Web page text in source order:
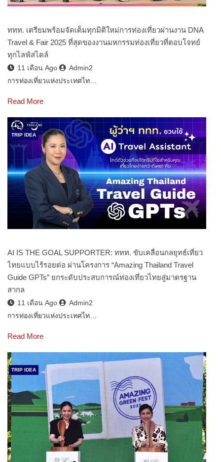
ททท. เตรียมพร้อมจัดเต็มทุกมิติใหม่การท่องเที่ยวผ่านงาน DNA
Travel & Fair 2025 ที่สุดของงานมหกรรมท่องเที่ยวที่ตอบโจทย์
ทุกไลฟ์สไตล์
11 เดือน Ago
Admin2
การท่องเที่ยวแห่งประเทศไท…
Read More
TRIP IDEA
AI IS THE GOAL SUPPORTER: ททท. ขับเคลื่อนกลยุทธ์เที่ยว
ไทยแบบไร้รอยต่อ ผ่านโครงการ “Amazing Thailand Travel
Guide GPTs” ยกระดับประสบการณ์ท่องเที่ยวไทยสู่มาตรฐาน
สากล
11 เดือน Ago
Admin2
การท่องเที่ยวแห่งประเทศไท…
Read More
TRIP IDEA